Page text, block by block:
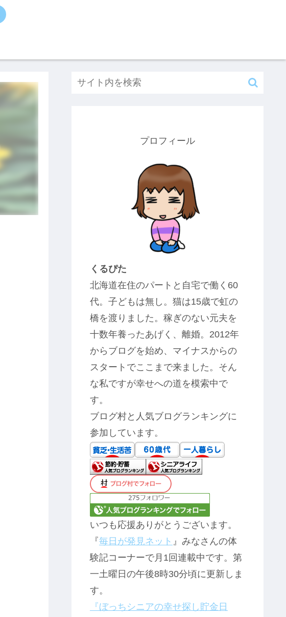
プロフィール
くるぴた
北海道在住のパートと自宅で働く60
代。子どもは無し。猫は15歳で虹の
橋を渡りました。稼ぎのない元夫を
十数年養ったあげく、離婚。2012年
からブログを始め、マイナスからの
スタートでここまで来ました。そん
な私ですが幸せへの道を模索中で
す。
ブログ村と人気ブログランキングに
参加しています。
いつも応援ありがとうございます。
『毎日が発見ネット 』みなさんの体
験記コーナーで月1回連載中です。第
一土曜日の午後8時30分頃に更新しま
す。
『ぼっちシニアの幸せ探し貯金日